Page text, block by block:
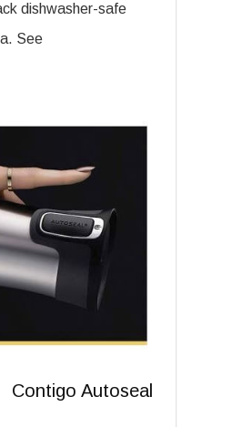
dishwasher-safe
See
Contigo Autoseal